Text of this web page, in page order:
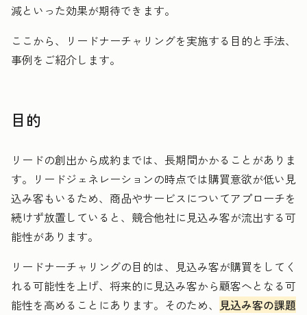
減といった効果が期待できます。
ここから、リードナーチャリングを実施する目的と手法、
事例をご紹介します。
目的
リードの創出から成約までは、長期間かかることがありま
す。リードジェネレーションの時点では購買意欲が低い見
込み客もいるため、商品やサービスについてアプローチを
続けず放置していると、競合他社に見込み客が流出する可
能性があります。
リードナーチャリングの目的は、見込み客が購買をしてく
れる可能性を上げ、将来的に見込み客から顧客へとなる可
能性を高めることにあります。そのため、 見込み客の課題